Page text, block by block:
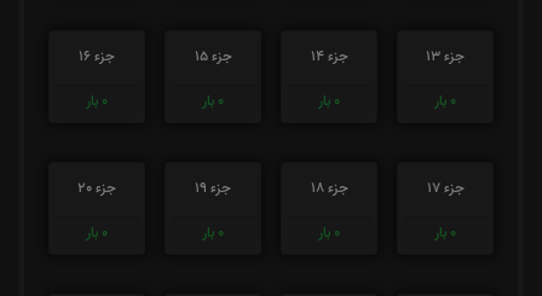
جزء 13
0 بار
جزء 14
0 بار
جزء 15
0 بار
جزء 16
0 بار
جزء 17
0 بار
جزء 18
0 بار
جزء 19
0 بار
جزء 20
0 بار